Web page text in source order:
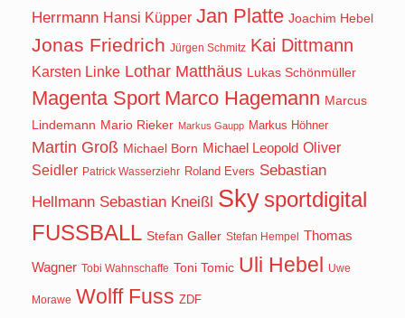
Herrmann Hansi Küpper Jan Platte Joachim Hebel
Jonas Friedrich Jürgen Schmitz Kai Dittmann
Karsten Linke Lothar Matthäus Lukas Schönmüller
Magenta Sport Marco Hagemann Marcus
Lindemann Mario Rieker Markus Gaupp Markus Höhner
Martin Groß Michael Born Michael Leopold Oliver
Seidler Patrick Wasserziehr Roland Evers Sebastian
Hellmann Sebastian Kneißl Sky sportdigital
FUSSBALL Stefan Galler Stefan Hempel Thomas
Wagner Tobi Wahnschaffe Toni Tomic Uli Hebel Uwe
Morawe Wolff Fuss ZDF